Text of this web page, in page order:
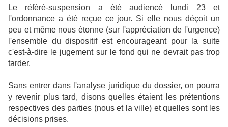
Le référé-suspension a été audiencé lundi 23 et
l'ordonnance a été reçue ce jour. Si elle nous déçoit un
peu et même nous étonne (sur l'appréciation de l'urgence)
l'ensemble du dispositif est encourageant pour la suite
c'est-à-dire le jugement sur le fond qui ne devrait pas trop
tarder.
Sans entrer dans l'analyse juridique du dossier, on pourra
y revenir plus tard, disons quelles étaient les prétentions
respectives des parties (nous et la ville) et quelles sont les
décisions prises.